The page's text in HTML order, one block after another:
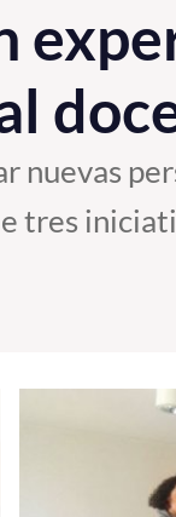
nuevas
tres